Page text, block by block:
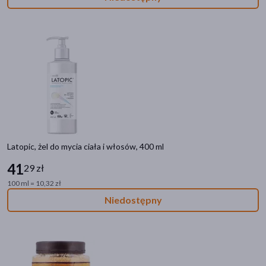
Latopic, żel do mycia ciała i włosów, 400 ml
4129 zł
100 ml = 10,32 zł
Niedostępny
Wysyłka 0 zł
Znakomitość Roku
(2)
Bestseller(4)
Ostatnie sztuki
Zestaw(8)
Wysyłka